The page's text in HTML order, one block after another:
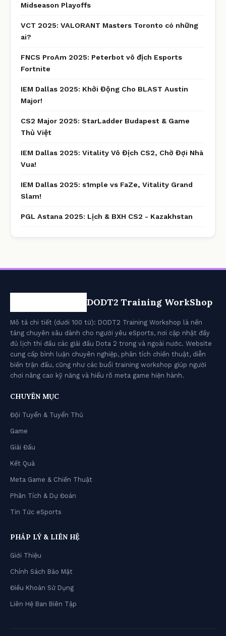
Midseason Playoffs
VCT 2025: VALORANT Masters Toronto có những
ai?
FNCS ProAm 2025: Peterbot vô địch Esports
Fortnite
IEM Dallas 2025: Khởi Động Cho BLAST Austin
Major!
CS2 Major 2025: StarLadder Budapest & Game
Thủ Việt
IEM Dallas 2025: Vitality Vô Địch CS2, Chờ Đợi Nhà
Vua!
IEM Dallas 2025: s1mple vs FaZe, Vitality Grand
Slam!
PGL Astana 2025: Lịch & BXH CS2 - Kazakhstan
DODT2 Training WorkShop
Mô tả chi tiết (dưới 100 từ): DODT2 Training Workshop là nền
tảng chuyên sâu dành cho người yêu eSports, nơi cập nhật đầy
đủ lịch thi đấu các giải đấu Dota 2 trong và ngoài nước. Website
cung cấp bình luận chuyên nghiệp, phân tích chiến thuật, diễn
biến trận đấu, cũng như các buổi training workshop giúp người
chơi nâng cao kỹ năng và hiểu rõ meta game hiện hành.
CHUYÊN MỤC
Đội Tuyển & Tuyển Thủ
Game
Giải Đấu
Kết Quả
Meta Game & Chiến Thuật
Phân Tích & Dự Đoán
Tin Tức eSports
PHÁP LÝ & LIÊN HỆ
Giới Thiệu
Chính Sách Bảo Mật
Điều Khoản Sử Dụng
Liên Hệ Ban Biên Tập